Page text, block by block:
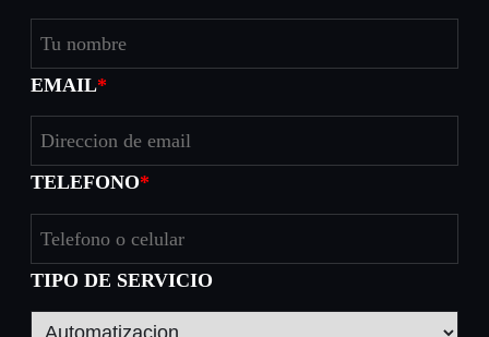
EMAIL*
TELEFONO*
TIPO DE SERVICIO